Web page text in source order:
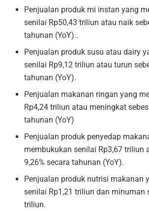
Penjualan produk mi instan yang
senilai Rp50,43 triliun atau naik
tahunan (YoY)..
Penjualan produk susu atau dairy
senilai Rp9,12 triliun atau turun
tahunan (YoY).
Penjualan makanan ringan yang
Rp4,24 triliun atau meningkat
tahunan (YoY)
Penjualan produk penyedap
membukukan senilai Rp3,67 triliun
9,26% secara tahunan (YoY).
Penjualan produk nutrisi makanan
senilai Rp1,21 triliun dan minuman
triliun.